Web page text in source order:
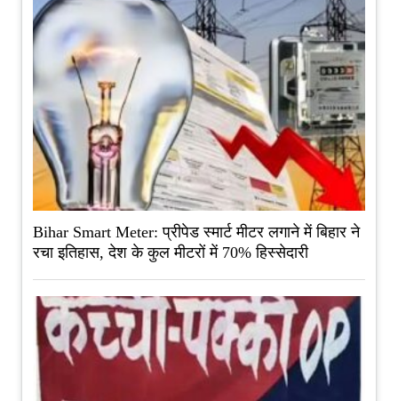
Bihar Smart Meter: प्रीपेड स्मार्ट मीटर लगाने में बिहार ने
रचा इतिहास, देश के कुल मीटरों में 70% हिस्सेदारी